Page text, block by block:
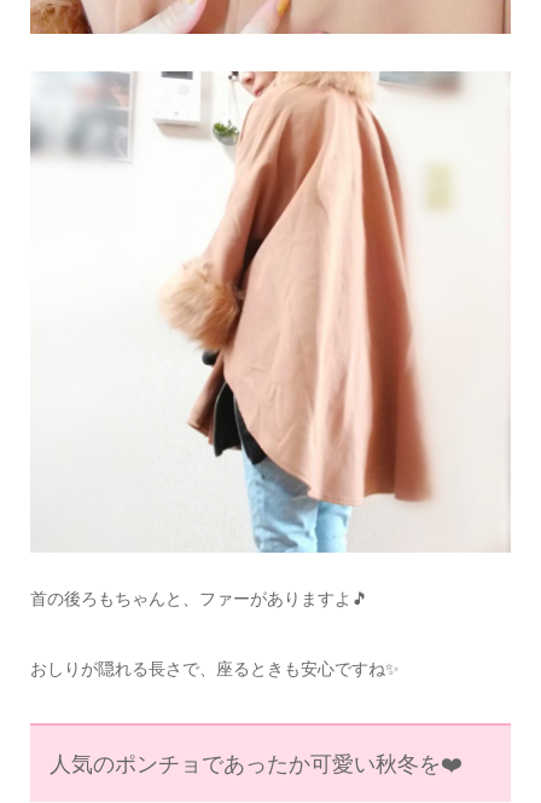
首の後ろもちゃんと、ファーがありますよ🎵
おしりが隠れる長さで、座るときも安心ですね✨
人気のポンチョであったか可愛い秋冬を❤️